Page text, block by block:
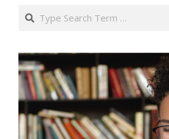
Search